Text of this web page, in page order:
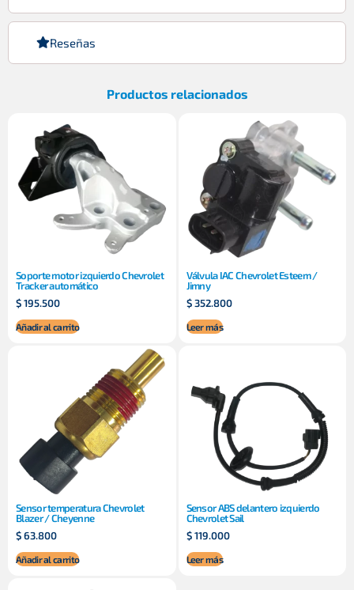
Reseñas
Productos relacionados
Soporte motor izquierdo Chevrolet
Tracker automático
$195.500
Añadir al carrito
Válvula IAC Chevrolet Esteem /
Jimny
$352.800
Leer más
Sensor temperatura Chevrolet
Blazer / Cheyenne
$63.800
Añadir al carrito
Sensor ABS delantero izquierdo
Chevrolet Sail
$119.000
Leer más